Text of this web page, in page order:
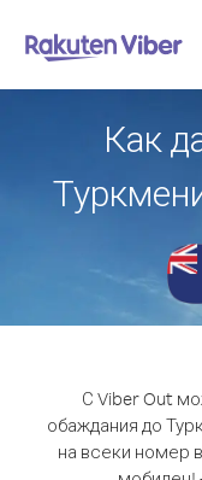
Как
С Viber Out
обаждания до
на всеки номер